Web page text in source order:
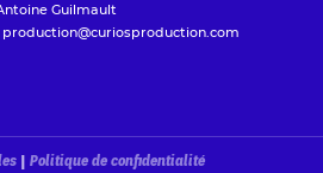
Guilmault
production@curiosproduction.com
| Politique de confidentialité